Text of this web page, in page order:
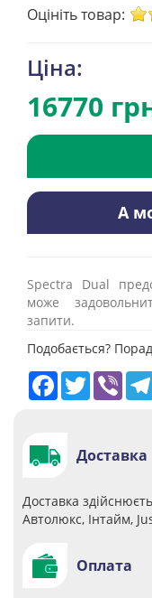
Оцініть товар:
Ціна:
16770
А
Spectra Dual
може
запити.
Подобається?
Facebook
TwitterViber
Доставка
Доставка
Автолюкс, Інтайм,
Оплата